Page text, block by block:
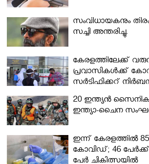
സംവിധായകനും
സച്ചി അന്തരിച്ചു.
കേരളത്തിലേക്ക്
പ്രവാസികള്‍ക്ക്
സര്‍ട്ടിഫിക്കറ്റ്
മന്ത്രിസഭ
20 ഇന്ത്യൻ
ഇന്ത്യാ-ചൈന
ഇന്ന് കേരളത്തിൽ
കോവിഡ്; 46 പേർക്ക്
പേർ ചികിത്സയിൽ